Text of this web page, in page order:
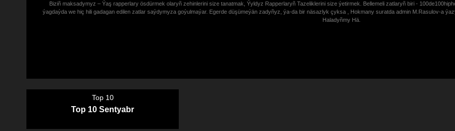
Biziñ maksadymyz – Ýaş rapperlary ösdürmek olaryñ zehinlerini size tanatmak, Ýyldyz Rapperlaryñ Tazeliklerini size ýetirmek. Bellemeli zatlaryñ biri -
ýagdaýda we hiç hili gadagan edilen zatlar saýdymyza goýulmaýar. Egerde düşümeýän zadyñyz, ýa-da bir näsazlyk çyksa , Hokmany suratda admin M.Rasulov-a
Haladyñmy Hä.
Top 10
Top 10 Sentyabr